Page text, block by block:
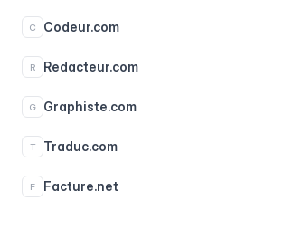
C Codeur.com
R Redacteur.com
G Graphiste.com
T Traduc.com
F Facture.net